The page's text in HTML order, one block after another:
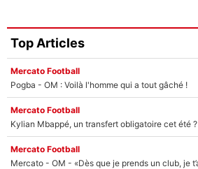
Top Articles
Mercato Football
Pogba - OM : Voilà l'homme qui a tout gâché !
Mercato Football
Kylian Mbappé, un transfert obligatoire cet été ?
Mercato Football